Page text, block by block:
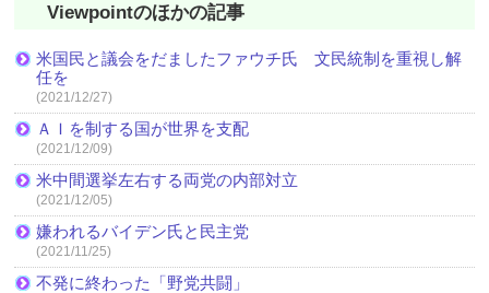
Viewpointのほかの記事
米国民と議会をだましたファウチ氏 文民統制を重視し解
任を
(2021/12/27)
ＡＩを制する国が世界を支配
(2021/12/09)
米中間選挙左右する両党の内部対立
(2021/12/05)
嫌われるバイデン氏と民主党
(2021/11/25)
不発に終わった「野党共闘」